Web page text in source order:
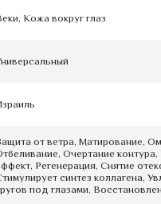
Кожа вокруг глаз
от ветра, Матирование,
Очертание
Регенерация, Снятие
синтез коллагена,
под глазами,